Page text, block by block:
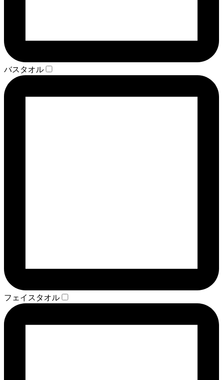
バスタオル
フェイスタオル